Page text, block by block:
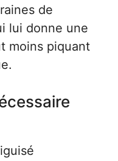
de
lui donne une
moins piquant